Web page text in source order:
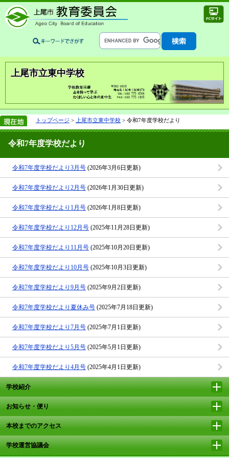
上尾市立東中学校
トップページ > 上尾市立東中学校 > 令和7年度学校だより
令和7年度学校だより
令和7年度学校だより3月号 (2026年3月6日更新)
令和7年度学校だより2月号 (2026年1月30日更新)
令和7年度学校だより1月号 (2026年1月8日更新)
令和7年度学校だより12月号 (2025年11月28日更新)
令和7年度学校だより11月号 (2025年10月20日更新)
令和7年度学校だより10月号 (2025年10月3日更新)
令和7年度学校だより9月号 (2025年9月2日更新)
令和7年度学校だより夏休み号 (2025年7月18日更新)
令和7年度学校だより7月号 (2025年7月1日更新)
令和7年度学校だより5月号 (2025年5月1日更新)
令和7年度学校だより4月号 (2025年4月1日更新)
学校紹介
お知らせ・便り
本校までのアクセス
学校運営協議会